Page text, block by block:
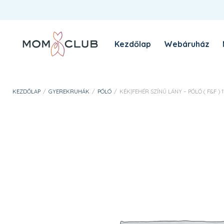
Kezdőlap Webáruház
KEZDŐLAP / GYEREKRUHÁK / PÓLÓ / KÉK|FEHÉR SZÍNŰ LÁNY – PÓLÓ ( F&F )